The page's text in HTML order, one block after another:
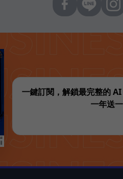
一鍵訂閱，解鎖最完整的
一年送